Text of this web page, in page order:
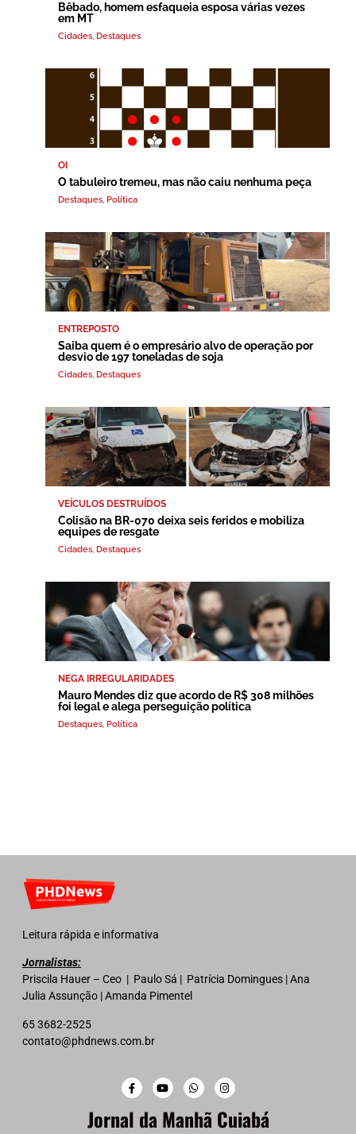
Bêbado, homem esfaqueia esposa várias vezes
em MT
Cidades, Destaques
OI
O tabuleiro tremeu, mas não caiu nenhuma peça
Destaques, Política
ENTREPOSTO
Saiba quem é o empresário alvo de operação por
desvio de 197 toneladas de soja
Cidades, Destaques
VEÍCULOS DESTRUÍDOS
Colisão na BR-070 deixa seis feridos e mobiliza
equipes de resgate
Cidades, Destaques
NEGA IRREGULARIDADES
Mauro Mendes diz que acordo de R$ 308 milhões
foi legal e alega perseguição política
Destaques, Política
Leitura rápida e informativa
Jornalistas:
Priscila Hauer – Ceo | Paulo Sá | Patrícia Domingues | Ana
Julia Assunção | Amanda Pimentel
65 3682-2525
contato@phdnews.com.br
Jornal da Manhã Cuiabá